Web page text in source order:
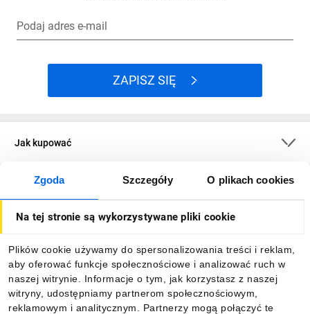
Zgoda Szczegóły O plikach cookies
Na tej stronie są wykorzystywane pliki cookie
Plików cookie używamy do spersonalizowania treści i reklam,
aby oferować funkcje społecznościowe i analizować ruch w
naszej witrynie. Informacje o tym, jak korzystasz z naszej
witryny, udostępniamy partnerom społecznościowym,
reklamowym i analitycznym. Partnerzy mogą połączyć te
Podaj adres e-mail
ZAPISZ SIĘ
Jak kupować
O firmie
Informacje